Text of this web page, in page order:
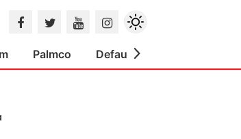
Palmco Default